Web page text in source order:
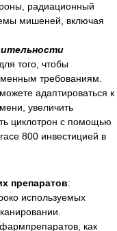
радиационный
мишеней, включая
того, чтобы
требованиям.
адаптироваться к
увеличить
циклотрон с помощью
800 инвестицией в
препаратов:
используемых
как